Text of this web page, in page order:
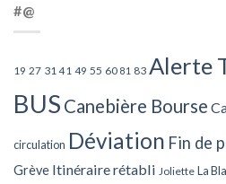
#@
19 27 31 41 49 55 60 81 83 Alerte
BUS Canebière Bourse
circulation Déviation Fin de
Grève Itinéraire rétabli Joliette La